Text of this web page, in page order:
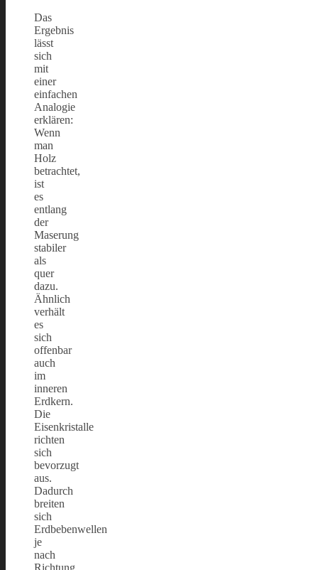
Das
Ergebnis
lässt
sich
mit
einer
einfachen
Analogie
erklären:
Wenn
man
Holz
betrachtet,
ist
es
entlang
der
Maserung
stabiler
als
quer
dazu.
Ähnlich
verhält
es
sich
offenbar
auch
im
inneren
Erdkern.
Die
Eisenkristalle
richten
sich
bevorzugt
aus.
Dadurch
breiten
sich
Erdbebenwellen
je
nach
Richtung